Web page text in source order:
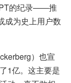
的纪录——推
成为史上用户数
）也宣
1亿。这主要是